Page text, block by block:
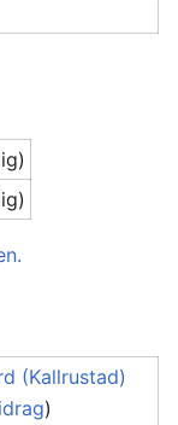
(Kallrustad)
)